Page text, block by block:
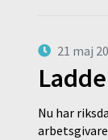
21 maj
Nu har